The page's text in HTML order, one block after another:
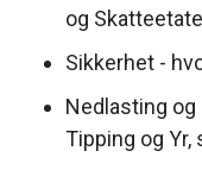
og
Sikkerhet -
Nedlasting og
Tipping og